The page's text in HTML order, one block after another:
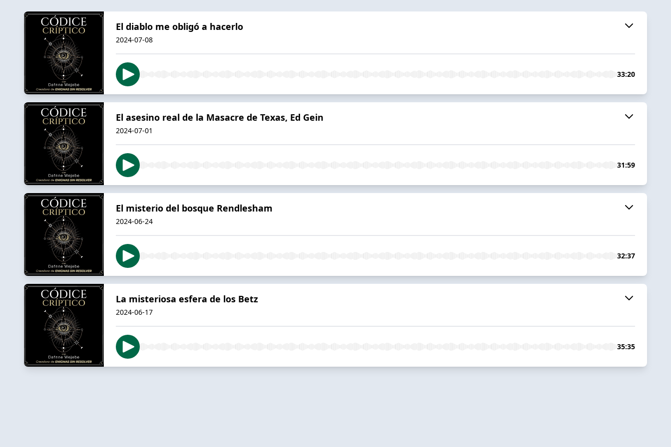
El diablo me obligó a hacerlo
2024-07-08
33:20
El asesino real de la Masacre de Texas, Ed Gein
2024-07-01
31:59
El misterio del bosque Rendlesham
2024-06-24
32:37
La misteriosa esfera de los Betz
2024-06-17
35:35